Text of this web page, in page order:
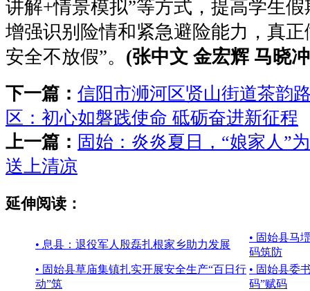
讲解+情景模拟”等方式，提高学生
增强识别险情和紧急避险能力，真
安全不放假”。 (张中文 金宏辉 马晓
下一篇： 信阳市浉河区贤山街道茶韵
区：初心如磐践使命 砥砺奋进新征程
上一篇： 固始：炎炎夏日，“娘家人”
送上清凉
延伸阅读：
• 息县：退役军人殷磊扎根家乡助力发展
• 固始县马
码筑防
• 固始县草庙集镇扎实开展安全生产“百日行
动”筑
• 固始县委
码”赋码